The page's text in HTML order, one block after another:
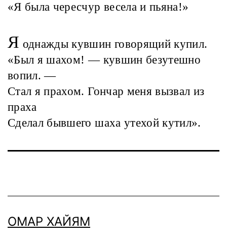
«Я была чересчур весела и пьяна!»
Я однажды кувшин говорящий купил.
«Был я шахом! — кувшин безутешно
вопил. —
Стал я прахом. Гончар меня вызвал из
праха
Сделал бывшего шаха утехой кутил».
ОМАР ХАЙЯМ